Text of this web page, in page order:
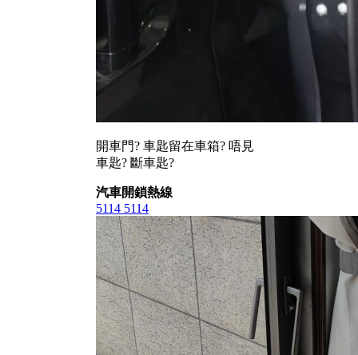
開車門? 車匙留在車箱? 唔見
車匙? 斷車匙?
汽車開鎖熱線
5114 5114